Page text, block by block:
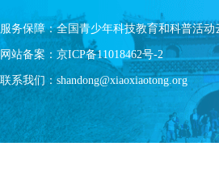
服务保障：全国青少年科技教育和科普活动
网站备案：京ICP备11018462号-2
联系我们：shandong@xiaoxiaotong.org